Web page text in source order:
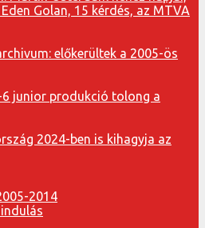
Golan, 15 kérdés, az MTVA
előkerültek a 2005-ös
6 junior produkció tolong a
2024-ben is kihagyja az
2014